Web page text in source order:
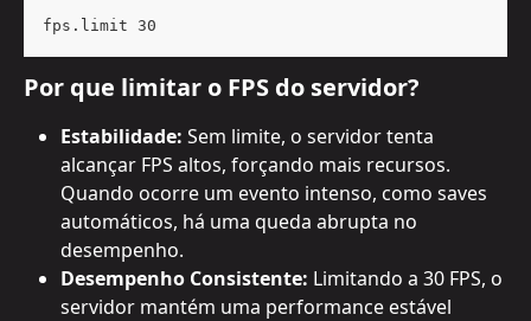
fps.limit 30
Por que limitar o FPS do servidor?
Estabilidade: Sem limite, o servidor tenta
alcançar FPS altos, forçando mais recursos.
Quando ocorre um evento intenso, como saves
automáticos, há uma queda abrupta no
desempenho.
Desempenho Consistente: Limitando a 30 FPS, o
servidor mantém uma performance estável